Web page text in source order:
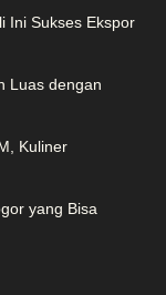
Ini Sukses Ekspor
Luas dengan
Kuliner
yang Bisa